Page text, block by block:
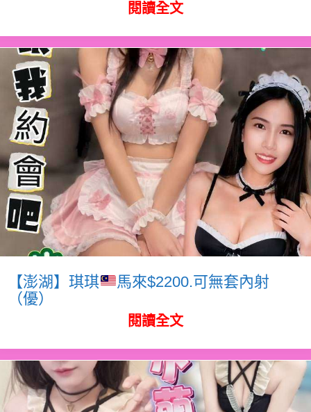
閱讀全文
【澎湖】琪琪
馬來$2200.可無套內射
（優）
閱讀全文